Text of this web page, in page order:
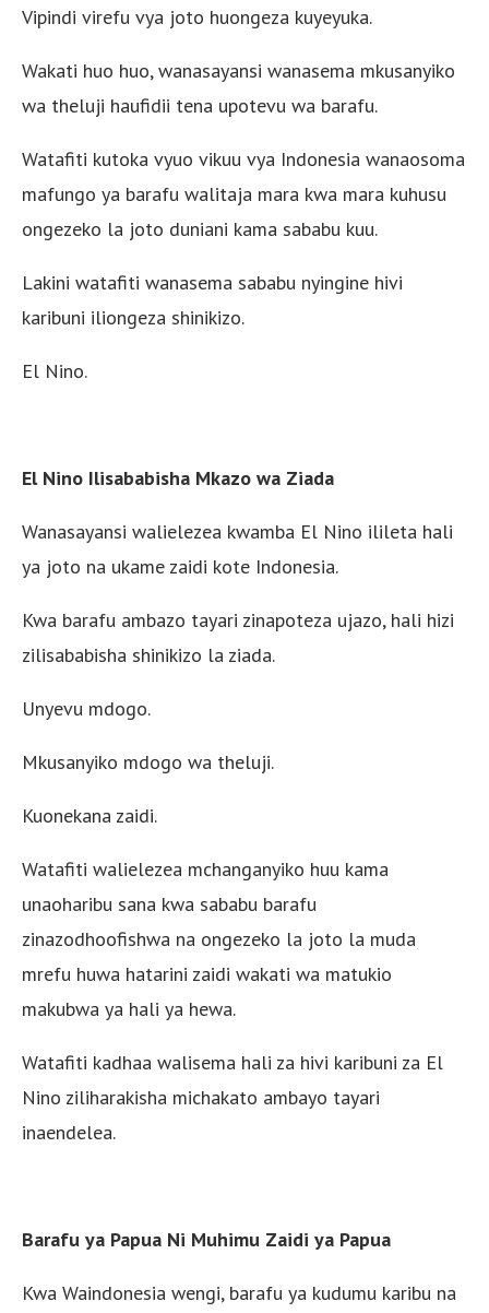
Vipindi virefu vya joto huongeza kuyeyuka.
Wakati huo huo, wanasayansi wanasema mkusanyiko
wa theluji haufidii tena upotevu wa barafu.
Watafiti kutoka vyuo vikuu vya Indonesia wanaosoma
mafungo ya barafu walitaja mara kwa mara kuhusu
ongezeko la joto duniani kama sababu kuu.
Lakini watafiti wanasema sababu nyingine hivi
karibuni iliongeza shinikizo.
El Nino.
El Nino Ilisababisha Mkazo wa Ziada
Wanasayansi walielezea kwamba El Nino ilileta hali
ya joto na ukame zaidi kote Indonesia.
Kwa barafu ambazo tayari zinapoteza ujazo, hali hizi
zilisababisha shinikizo la ziada.
Unyevu mdogo.
Mkusanyiko mdogo wa theluji.
Kuonekana zaidi.
Watafiti walielezea mchanganyiko huu kama
unaoharibu sana kwa sababu barafu
zinazodhoofishwa na ongezeko la joto la muda
mrefu huwa hatarini zaidi wakati wa matukio
makubwa ya hali ya hewa.
Watafiti kadhaa walisema hali za hivi karibuni za El
Nino ziliharakisha michakato ambayo tayari
inaendelea.
Barafu ya Papua Ni Muhimu Zaidi ya Papua
Kwa Waindonesia wengi, barafu ya kudumu karibu na